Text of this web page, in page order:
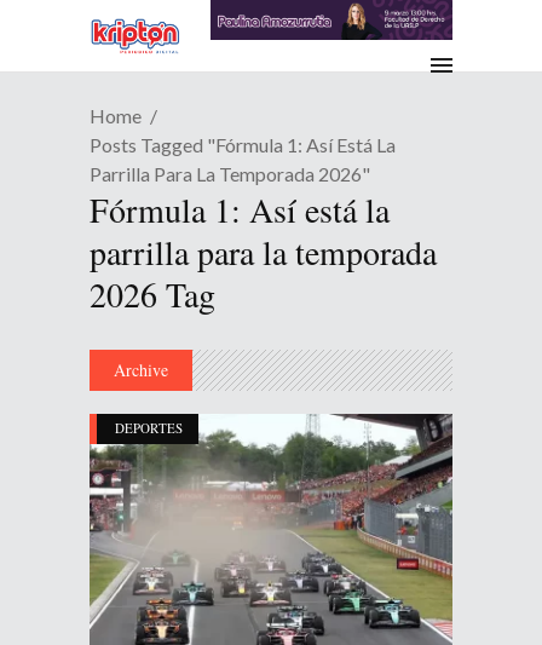
Home
Posts Tagged "Fórmula 1: Así Está La
Parrilla Para La Temporada 2026"
Fórmula 1: Así está la
parrilla para la temporada
2026 Tag
Archive
DEPORTES